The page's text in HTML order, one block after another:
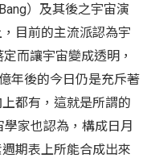
）及其後之宇宙演
目前的主流派認為宇
而讓宇宙變成透明，
年後的今日仍是充斥著
都有，這就是所謂的
家也認為，構成日月
期表上所能合成出來